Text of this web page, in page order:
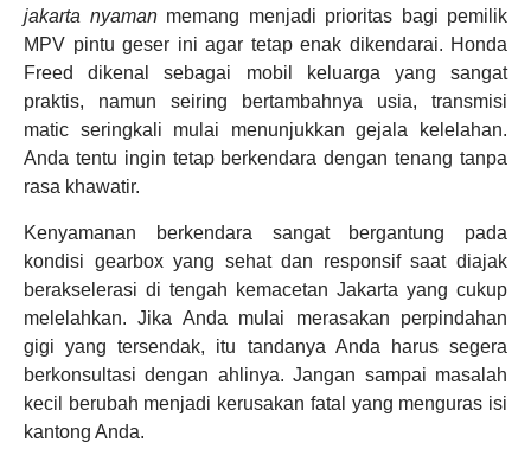
jakarta nyamanmemang menjadi prioritas bagi pemilik
MPV pintu geser ini agar tetap enak dikendarai. Honda
Freed dikenal sebagai mobil keluarga yang sangat
praktis, namun seiring bertambahnya usia, transmisi
matic seringkali mulai menunjukkan gejala kelelahan.
Anda tentu ingin tetap berkendara dengan tenang tanpa
rasa khawatir.
Kenyamanan berkendara sangat bergantung pada
kondisi gearbox yang sehat dan responsif saat diajak
berakselerasi di tengah kemacetan Jakarta yang cukup
melelahkan. Jika Anda mulai merasakan perpindahan
gigi yang tersendak, itu tandanya Anda harus segera
berkonsultasi dengan ahlinya. Jangan sampai masalah
kecil berubah menjadi kerusakan fatal yang menguras isi
kantong Anda.